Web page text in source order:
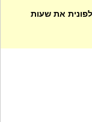
את שעות